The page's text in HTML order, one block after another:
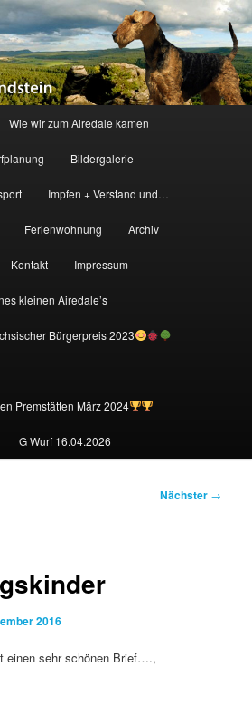
Elbsandstein
Wie wir zum Airedale kamen
Bildergalerie
Impfen + Verstand und…
Ferienwohnung Archiv
Kontakt Impressum
kleinen Airedale’s
Bürgerpreis 2023
Premstätten März 2024
G Wurf 16.04.2026
Nächster →
2016
einen sehr schönen Brief….,